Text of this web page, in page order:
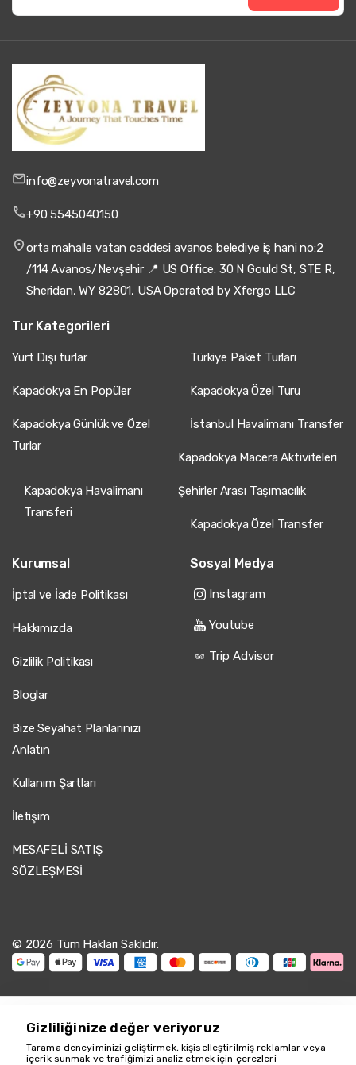
info@zeyvonatravel.com
+90 5545040150
orta mahalle vatan caddesi avanos belediye iş hani no:2
/114 Avanos/Nevşehir 📍 US Office: 30 N Gould St, STE R,
Sheridan, WY 82801, USA Operated by Xfergo LLC
Tur Kategorileri
Yurt Dışı turlar Türkiye Paket Turları
Kapadokya En Popüler Kapadokya Özel Turu
Kapadokya Günlük ve Özel
Turlar
İstanbul Havalimanı Transfer
Kapadokya Macera Aktiviteleri
Kapadokya Havalimanı
Transferi
Şehirler Arası Taşımacılık
Kapadokya Özel Transfer
Kurumsal
İptal ve İade Politikası
Hakkımızda
Gizlilik Politikası
Bloglar
Bize Seyahat Planlarınızı
Anlatın
Kullanım Şartları
İletişim
MESAFELİ SATIŞ
SÖZLEŞMESİ
Sosyal Medya
Instagram
Youtube
Trip Advisor
© 2026 Tüm Hakları Saklıdır.
Gizliliğinize değer veriyoruz
Tarama deneyiminizi geliştirmek, kişiselleştirilmiş reklamlar veya
içerik sunmak ve trafiğimizi analiz etmek için çerezleri